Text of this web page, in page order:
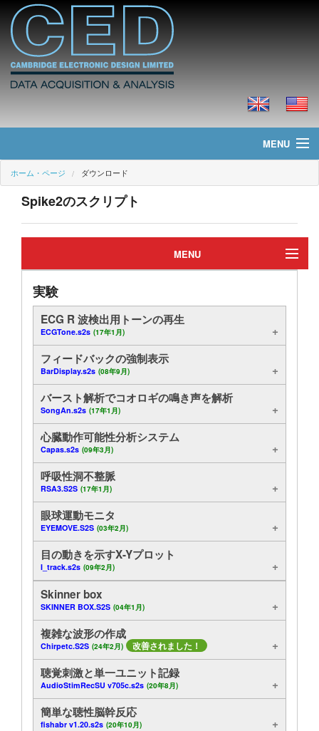
MENU
ホーム・ページ
ニュース
製品
価格
ダウンロード
チュートリアル
サポート
ホーム・ページ ダウンロード
Spike2のスクリプト
MENU
過去スクリプトのアーカイブ
制御
オンライン
輸出
実験
ECG R 波検出用トーンの再生
ECGTone.s2s (17年1月)
フィードバックの強制表示
BarDisplay.s2s (08年9月)
バースト解析でコオロギの鳴き声を解析
SongAn.s2s (17年1月)
心臓動作可能性分析システム
Capas.s2s (09年3月)
呼吸性洞不整脈
RSA3.S2S (17年1月)
眼球運動モニタ
EYEMOVE.S2S (03年2月)
目の動きを示すX-Yプロット
I_track.s2s (09年2月)
Skinner box
SKINNER BOX.S2S (04年1月)
複雑な波形の作成
Chirpetc.S2S (24年2月) 改善されました！
聴覚刺激と単一ユニット記録
AudioStimRecSU v705c.s2s (20年8月)
簡単な聴性脳幹反応
fishabr v1.20.s2s (20年10月)